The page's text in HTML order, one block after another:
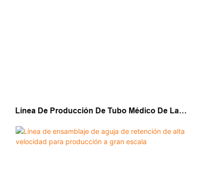
Línea De Producción De Tubo Médico De La
Silicona